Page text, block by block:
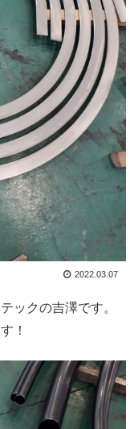
2022.03.07
ックの吉澤です。
！